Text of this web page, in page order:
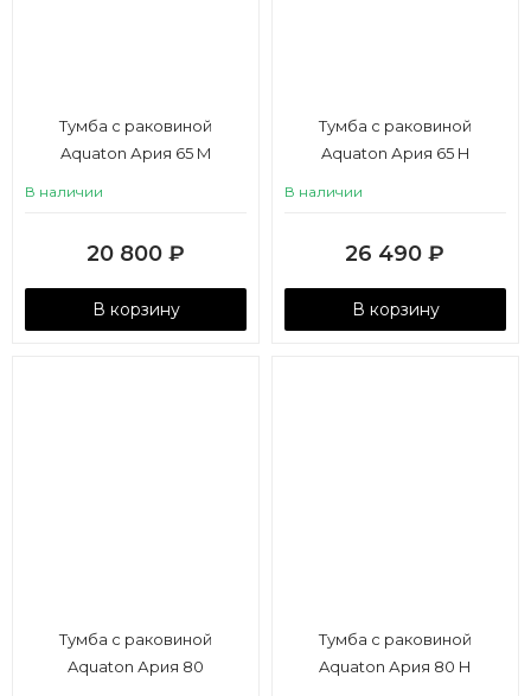
Тумба с раковиной
Aquaton Ария 65 М
В наличии
20 800 ₽
В корзину
Тумба с раковиной
Aquaton Ария 65 Н
В наличии
26 490 ₽
В корзину
Тумба с раковиной
Aquaton Ария 80
Тумба с раковиной
Aquaton Ария 80 Н